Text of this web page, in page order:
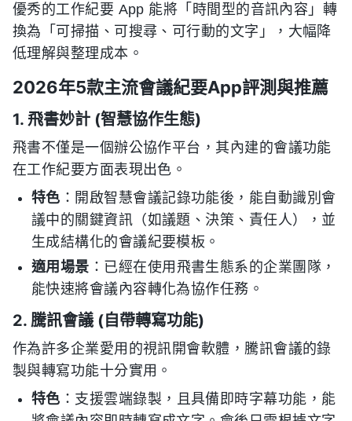
優秀的工作紀要 App 能將「時間型的音訊內容」轉
換為「可掃描、可搜尋、可行動的文字」，大幅降
低理解與整理成本。
2026年5款主流會議紀要App評測與推薦
1. 飛書妙計 (智慧協作生態)
飛書不僅是一個辦公協作平台，其內建的會議功能
在工作紀要方面表現出色。
特色 ：開啟智慧會議記錄功能後，能自動識別會
議中的關鍵資訊（如議題、決策、責任人），並
生成結構化的會議紀要模板。
適用場景 ：已經在使用飛書生態系的企業團隊，
能快速將會議內容轉化為協作任務。
2. 騰訊會議 (自帶轉寫功能)
作為許多企業愛用的視訊開會軟體，騰訊會議的錄
製與轉寫功能十分實用。
特色 ：支援雲端錄製，且具備即時字幕功能，能